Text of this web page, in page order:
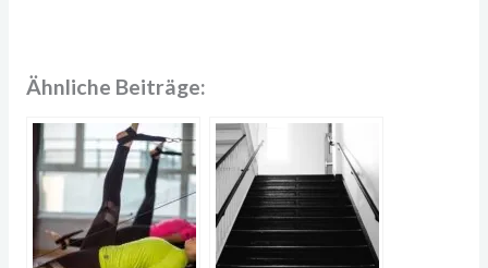
Ähnliche Beiträge: